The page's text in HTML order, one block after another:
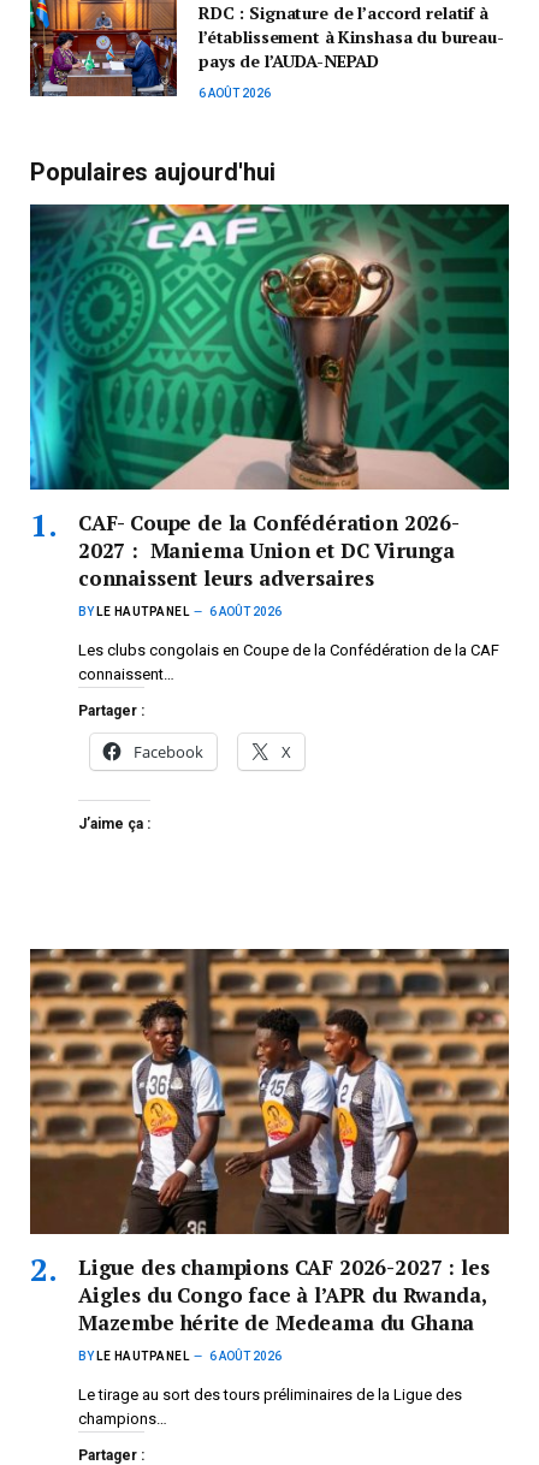
RDC : Signature de l’accord relatif à
l’établissement à Kinshasa du bureau-
pays de l’AUDA-NEPAD
6 AOÛT 2026
Populaires aujourd'hui
CAF- Coupe de la Confédération 2026-
2027 : Maniema Union et DC Virunga
connaissent leurs adversaires
BY LE HAUTPANEL 6 AOÛT 2026
Les clubs congolais en Coupe de la Confédération de la CAF
connaissent…
Partager :
Facebook X
J’aime ça :
Ligue des champions CAF 2026-2027 : les
Aigles du Congo face à l’APR du Rwanda,
Mazembe hérite de Medeama du Ghana
BY LE HAUTPANEL 6 AOÛT 2026
Le tirage au sort des tours préliminaires de la Ligue des
champions…
Partager :